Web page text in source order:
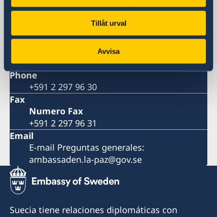
Tillåt urval
Avvisa
11, San Jorge La Paz
Embajada de Suecia Avenida Arce 2631
Edificio Multicine, Piso 11, San Jorge La Paz
Bolivia
Phone
+591 2 297 96 30
Fax
Numero Fax
+591 2 297 96 31
Email
E-mail Preguntas generales:
ambassaden.la-paz@gov.se
Suecia tiene relaciones diplomáticas con